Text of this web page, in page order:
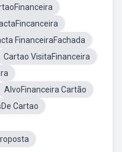
FinanceiraFachada
Cartao VisitaFinanceira
AlvoFinanceira Cartão
Cartao